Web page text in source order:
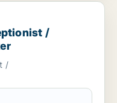
kosmetolog/negletekniker
/
/